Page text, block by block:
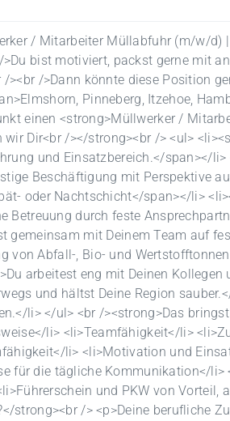
/ Mitarbeiter Müllabfuhr (m/w/d) |
bist motiviert, packst gerne mit
><br />Dann könnte diese Position
Pinneberg, Itzehoe,
einen <strong>Müllwerker /
Dir<br /></strong><br /> <ul>
und Einsatzbereich.</span></li>
Beschäftigung mit Perspektive
oder Nachtschicht</span></li>
durch feste
gemeinsam mit Deinem Team auf
von Abfall-, Bio- und
arbeitest eng mit Deinen Kollegen
und hältst Deine Region
li> </ul> <br /><strong>Das
li> <li>Teamfähigkeit</li>
li> <li>Motivation und
für die tägliche Kommunikation</li>
und PKW von Vorteil,
strong><br /> <p>Deine berufliche